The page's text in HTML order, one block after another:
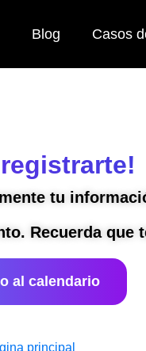
Blog Casos
tu
Recuerda que
principal